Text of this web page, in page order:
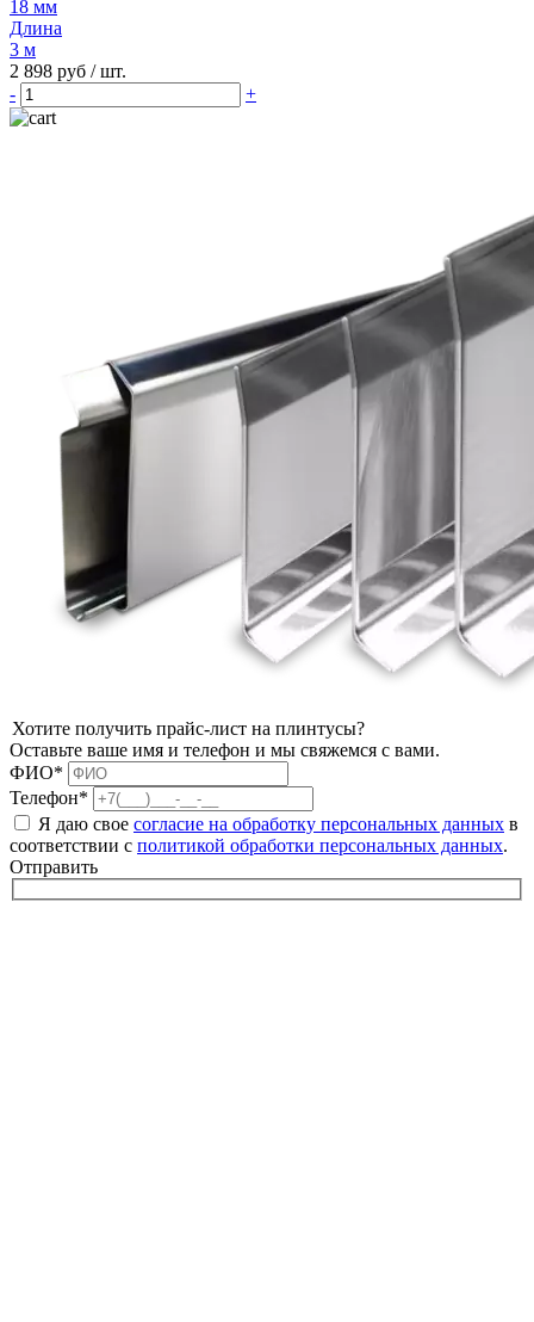
18 мм
Длина
3 м
2 898 руб / шт.
-
+
Хотите получить прайс-лист на плинтусы?
Оставьте ваше имя и телефон и мы свяжемся с вами.
ФИО*
Телефон*
Я даю свое согласие на обработку персональных данных в
соответствии с политикой обработки персональных данных.
Отправить